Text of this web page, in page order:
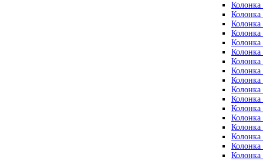
Колонка
Колонка
Колонка
Колонка
Колонка
Колонка
Колонка
Колонка
Колонка
Колонка
Колонка
Колонка
Колонка
Колонка
Колонка
Колонка
Колонка